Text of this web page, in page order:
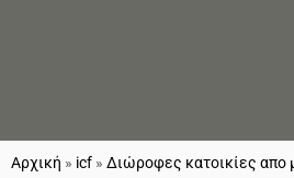
Αρχική » icf » Διώροφες κατοικίες απο